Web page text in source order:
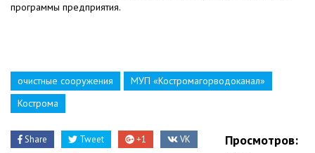
программы предприятия.
очистные сооружения
МУП «Костромагорводоканал»
Кострома
Share Tweet +1 VK
Просмотров: